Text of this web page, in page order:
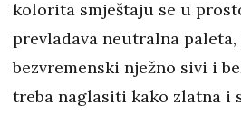
kolorita smještaju se u
prevladava neutralna paleta,
bezvremenski nježno sivi i
treba naglasiti kako zlatna i